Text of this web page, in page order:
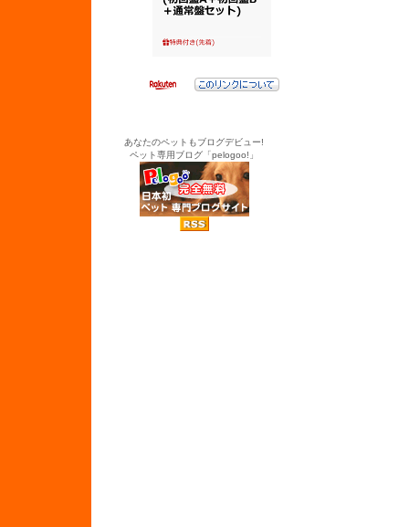
あなたのペットもブログデビュー!
ペット専用ブログ「pelogoo!」